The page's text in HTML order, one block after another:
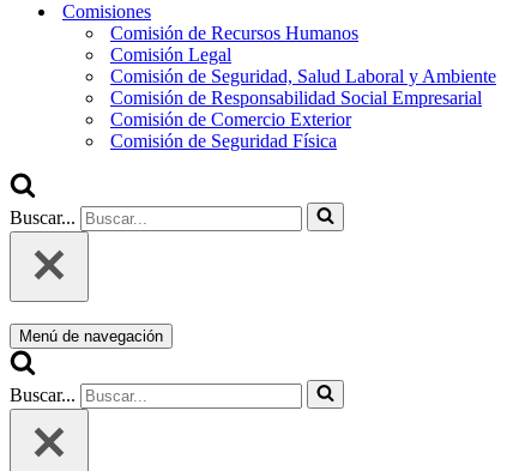
Comisiones
Comisión de Recursos Humanos
Comisión Legal
Comisión de Seguridad, Salud Laboral y Ambiente
Comisión de Responsabilidad Social Empresarial
Comisión de Comercio Exterior
Comisión de Seguridad Física
Buscar...
Menú de navegación
Buscar...